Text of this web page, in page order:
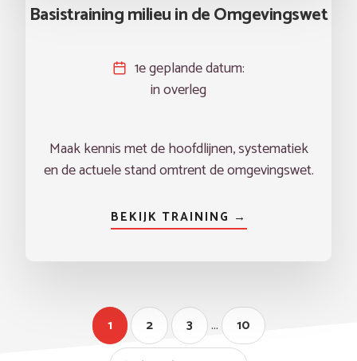
Basistraining milieu in de Omgevingswet
1e geplande datum:
in overleg
Maak kennis met de hoofdlijnen, systematiek
en de actuele stand omtrent de omgevingswet.
BEKIJK TRAINING →
Pagina
1 Pagina
2 Pagina
3
Interim
pagina's
… Pagina
10